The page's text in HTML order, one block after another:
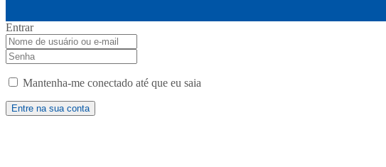
Entrar
Mantenha-me conectado até que eu saia